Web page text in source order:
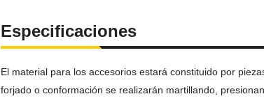
Especificaciones
El material para los accesorios estará constituido por
forjado o conformación se realizarán martillando,